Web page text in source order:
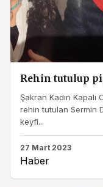
Rehin tutulup
Şakran Kadın Kapalı
rehin tutulan Sermin
keyfi...
27 Mart 2023
Haber